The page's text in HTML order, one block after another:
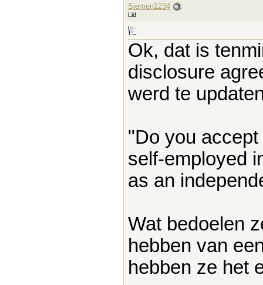
Siemen1234
Lid
Ok, dat is
disclosure
werd te
"Do you
self-employed
as an
Wat bedoelen
hebben van
hebben ze het